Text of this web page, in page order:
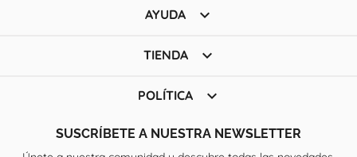
AYUDA 
TIENDA 
POLÍTICA 
SUSCRÍBETE A NUESTRA NEWSLETTER